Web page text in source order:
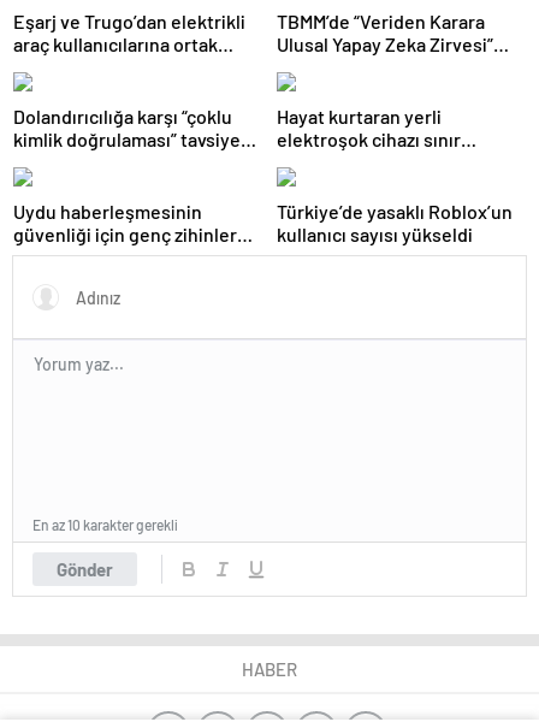
Eşarj ve Trugo’dan elektrikli
araç kullanıcılarına ortak
istasyon erişimi
TBMM’de “Veriden Karara
Ulusal Yapay Zeka Zirvesi”
başladı
Dolandırıcılığa karşı “çoklu
kimlik doğrulaması” tavsiye
ediliyor
Hayat kurtaran yerli
elektroşok cihazı sınır
kapısında da görevde
Uydu haberleşmesinin
güvenliği için genç zihinler
TEKNOFEST’te yarışıyor
Türkiye’de yasaklı Roblox’un
kullanıcı sayısı yükseldi
Gönder
En az 10 karakter gerekli
HABER